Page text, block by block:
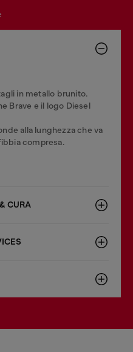
in metallo brunito.
Brave e il logo Diesel
alla lunghezza che va
compresa.
CURA